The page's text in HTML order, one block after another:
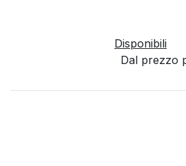
Disponibili
Dal prezzo